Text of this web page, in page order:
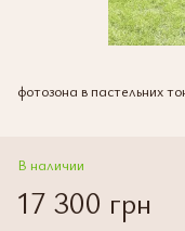
фотозона в пастельних
В наличии
17 300 грн